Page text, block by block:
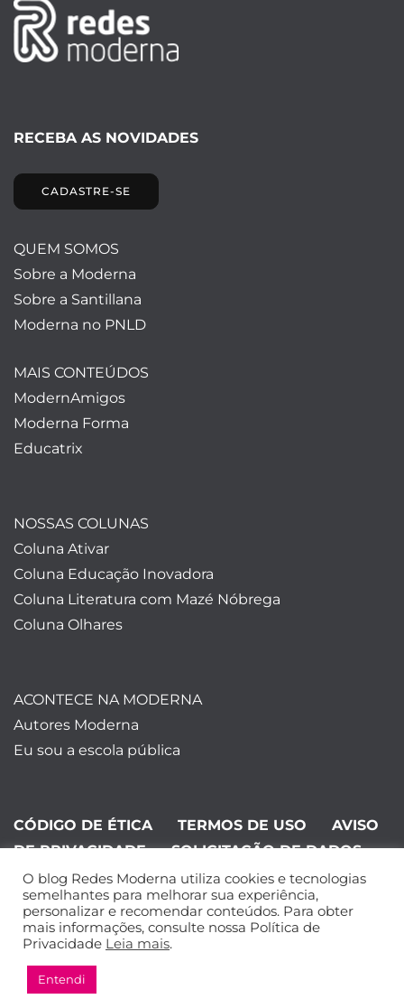
RECEBA AS NOVIDADES
CADASTRE-SE
QUEM SOMOS
Sobre a Moderna
Sobre a Santillana
Moderna no PNLD
MAIS CONTEÚDOS
ModernAmigos
Moderna Forma
Educatrix
NOSSAS COLUNAS
Coluna Ativar
Coluna Educação Inovadora
Coluna Literatura com Mazé Nóbrega
Coluna Olhares
ACONTECE NA MODERNA
Autores Moderna
Eu sou a escola pública
CÓDIGO DE ÉTICA TERMOS DE USO
AVISO
DE PRIVACIDADE
SOLICITAÇÃO DE DADOS
©Editora Moderna 2024. Todos os
direitos reservados.
O blog Redes Moderna utiliza cookies e tecnologias
semelhantes para melhorar sua experiência,
personalizar e recomendar conteúdos. Para obter
mais informações, consulte nossa Política de
Privacidade Leia mais.
Entendi